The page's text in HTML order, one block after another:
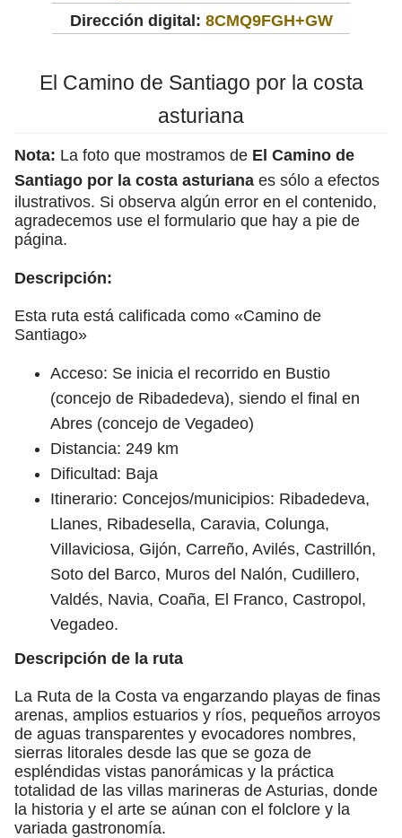
Dirección digital: 8CMQ9FGH+GW
El Camino de Santiago por la costa
asturiana
Nota: La foto que mostramos de El Camino de
Santiago por la costa asturiana es sólo a efectos
ilustrativos. Si observa algún error en el contenido,
agradecemos use el formulario que hay a pie de
página.
Descripción:
Esta ruta está calificada como «Camino de
Santiago»
Acceso: Se inicia el recorrido en Bustio
(concejo de Ribadedeva), siendo el final en
Abres (concejo de Vegadeo)
Distancia: 249 km
Dificultad: Baja
Itinerario: Concejos/municipios: Ribadedeva,
Llanes, Ribadesella, Caravia, Colunga,
Villaviciosa, Gijón, Carreño, Avilés, Castrillón,
Soto del Barco, Muros del Nalón, Cudillero,
Valdés, Navia, Coaña, El Franco, Castropol,
Vegadeo.
Descripción de la ruta
La Ruta de la Costa va engarzando playas de finas
arenas, amplios estuarios y ríos, pequeños arroyos
de aguas transparentes y evocadores nombres,
sierras litorales desde las que se goza de
espléndidas vistas panorámicas y la práctica
totalidad de las villas marineras de Asturias, donde
la historia y el arte se aúnan con el folclore y la
variada gastronomía.